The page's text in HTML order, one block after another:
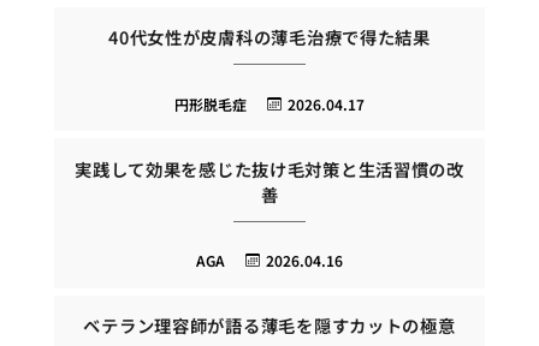
40代女性が皮膚科の薄毛治療で得た結果
2026.04.17
円形脱毛症
実践して効果を感じた抜け毛対策と生活習慣の改
善
2026.04.16
AGA
ベテラン理容師が語る薄毛を隠すカットの極意